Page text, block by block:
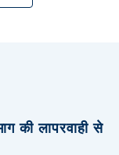
की लापरवाही से